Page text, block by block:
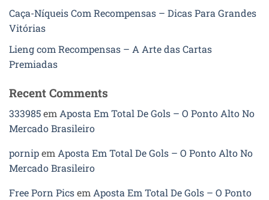
Caça-Níqueis Com Recompensas – Dicas Para Grandes
Vitórias
Lieng com Recompensas – A Arte das Cartas
Premiadas
Recent Comments
333985emAposta Em Total De Gols – O Ponto Alto No
Mercado Brasileiro
pornipemAposta Em Total De Gols – O Ponto Alto No
Mercado Brasileiro
Free Porn PicsemAposta Em Total De Gols – O Ponto